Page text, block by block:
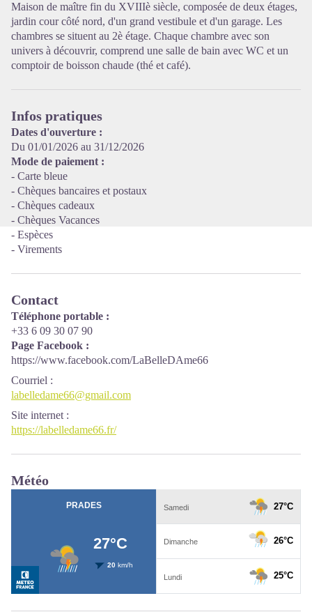
Voir l'image en plein écran
Maison de maître fin du XVIIIè siècle, composée de deux étages,
jardin cour côté nord, d'un grand vestibule et d'un garage. Les
chambres se situent au 2è étage. Chaque chambre avec son
univers à découvrir, comprend une salle de bain avec WC et un
comptoir de boisson chaude (thé et café).
Infos pratiques
Dates d'ouverture :
Du 01/01/2026 au 31/12/2026
Mode de paiement :
- Carte bleue
- Chèques bancaires et postaux
- Chèques cadeaux
- Chèques Vacances
- Espèces
- Virements
Contact
Téléphone portable :
+33 6 09 30 07 90
Page Facebook :
https://www.facebook.com/LaBelleDAme66
Courriel :
labelledame66@gmail.com
Site internet :
https://labelledame66.fr/
Météo